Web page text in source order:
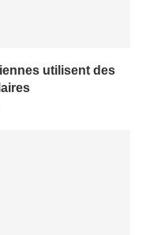
utilisent des